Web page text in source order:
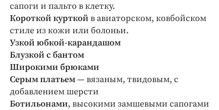
сапоги и пальто в клетку.
Короткой курткой в авиаторском, ковбойском
стиле из кожи или болоньи.
Узкой юбкой-карандашом
Блузкой с бантом
Широкими брюками
Серым платьем— вязаным, твидовым, с
добавлением шерсти
Ботильонами, высокими замшевыми сапогами